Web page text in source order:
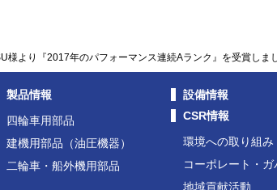
様より『2017年のパフォーマンス連続Aランク』を受賞しま
製品情報
四輪車用部品
建機用部品（油圧機器）
二輪車・船外機用部品
設備情報
CSR情報
環境への取り組み
コーポレート・ガ
地域貢献活動